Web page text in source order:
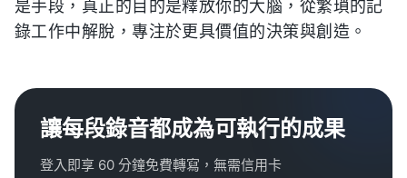
是手段，真正的目的是釋放你的大腦，從繁瑣的記
錄工作中解脫，專注於更具價值的決策與創造。
讓每段錄音都成為可執行的成果
登入即享 60 分鐘免費轉寫，無需信用卡